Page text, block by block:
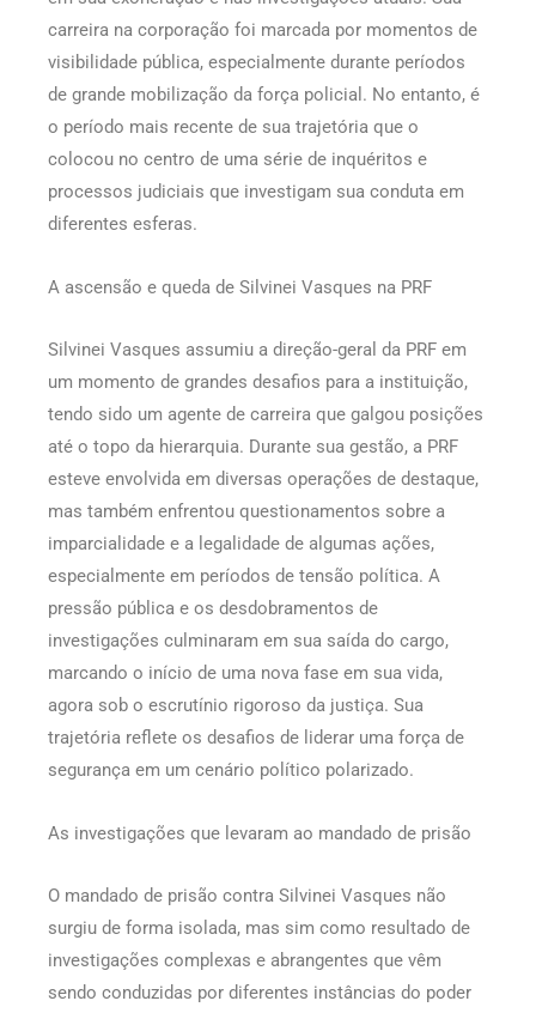
carreira na corporação foi marcada por momentos de
visibilidade pública, especialmente durante períodos
de grande mobilização da força policial. No entanto, é
o período mais recente de sua trajetória que o
colocou no centro de uma série de inquéritos e
processos judiciais que investigam sua conduta em
diferentes esferas.
A ascensão e queda de Silvinei Vasques na PRF
Silvinei Vasques assumiu a direção-geral da PRF em
um momento de grandes desafios para a instituição,
tendo sido um agente de carreira que galgou posições
até o topo da hierarquia. Durante sua gestão, a PRF
esteve envolvida em diversas operações de destaque,
mas também enfrentou questionamentos sobre a
imparcialidade e a legalidade de algumas ações,
especialmente em períodos de tensão política. A
pressão pública e os desdobramentos de
investigações culminaram em sua saída do cargo,
marcando o início de uma nova fase em sua vida,
agora sob o escrutínio rigoroso da justiça. Sua
trajetória reflete os desafios de liderar uma força de
segurança em um cenário político polarizado.
As investigações que levaram ao mandado de prisão
O mandado de prisão contra Silvinei Vasques não
surgiu de forma isolada, mas sim como resultado de
investigações complexas e abrangentes que vêm
sendo conduzidas por diferentes instâncias do poder